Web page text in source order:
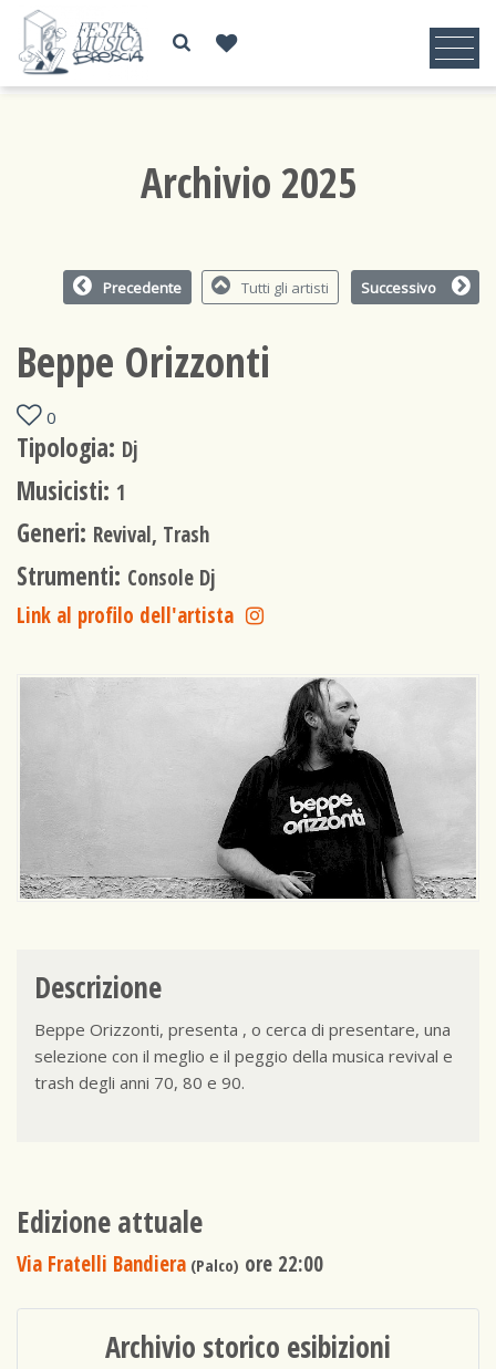
Archivio 2025
Precedente Tutti gli artisti Successivo
Beppe Orizzonti
0
Tipologia: Dj
Musicisti: 1
Generi: Revival, Trash
Strumenti: Console Dj
Link al profilo dell'artista
Descrizione
Beppe Orizzonti, presenta , o cerca di presentare, una
selezione con il meglio e il peggio della musica revival e
trash degli anni 70, 80 e 90.
Edizione attuale
Via Fratelli Bandiera (Palco) ore 22:00
Archivio storico esibizioni